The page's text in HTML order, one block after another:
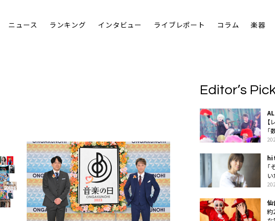
ニュース ランキング インタビュー ライブレポート コラム 楽器
Editor’s
【
「
い
仙
約